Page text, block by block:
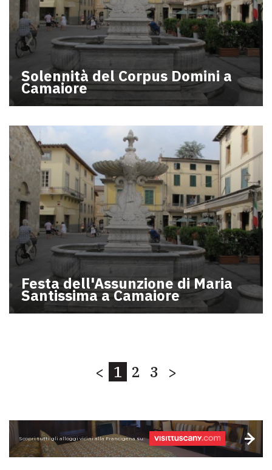
Solennità del Corpus Domini a
Camaiore
Festa dell'Assunzione di Maria
Santissima a Camaiore
< 1 2 3 >
Scopri tutti gli alloggi vicini alla Francigena su: